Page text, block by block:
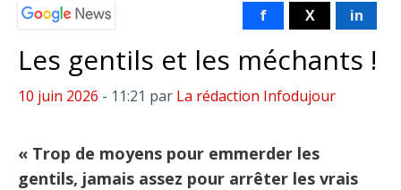
f X in
Les gentils et les méchants !
10 juin 2026 - 11:21 par La rédaction Infodujour
« Trop de moyens pour emmerder les
gentils, jamais assez pour arrêter les vrais